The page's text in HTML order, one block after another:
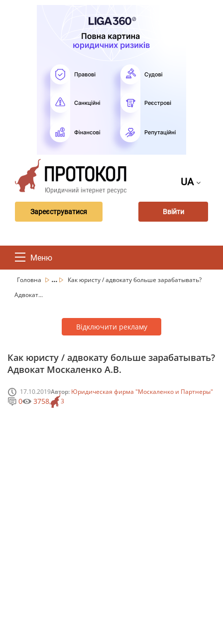
UA
Зареєструватися Ввійти
Меню
Головна ...
Как юристу / адвокату больше зарабатывать?
Адвокат...
Відключити рекламу
Как юристу / адвокату больше зарабатывать?
Адвокат Москаленко А.В.
17.10.2019Автор: Юридическая фирма "Москаленко и Партнеры"
3
0 3758